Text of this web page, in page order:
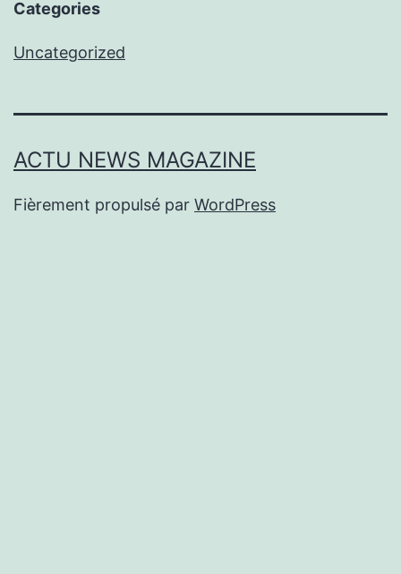
Categories
Uncategorized
ACTU NEWS MAGAZINE
Fièrement propulsé par WordPress